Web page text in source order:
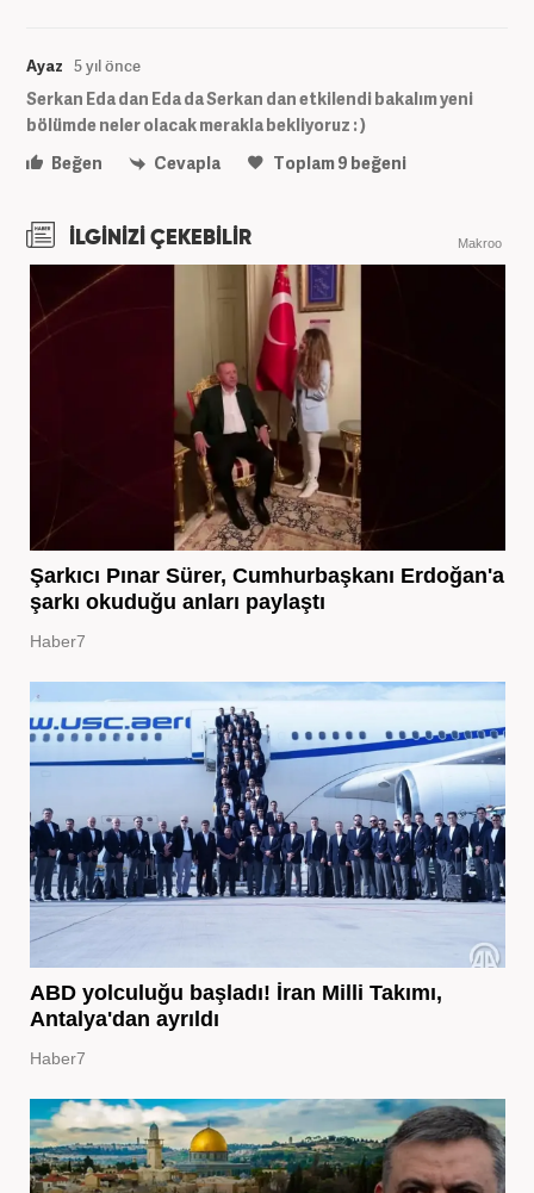
Ayaz 5 yıl önce
Serkan Eda dan Eda da Serkan dan etkilendi bakalım yeni
bölümde neler olacak merakla bekliyoruz : )
Beğen
Cevapla Toplam9 beğeni
İLGİNİZİ ÇEKEBİLİR Makroo
Şarkıcı Pınar Sürer, Cumhurbaşkanı Erdoğan'a
şarkı okuduğu anları paylaştı
Haber7
ABD yolculuğu başladı! İran Milli Takımı,
Antalya'dan ayrıldı
Haber7